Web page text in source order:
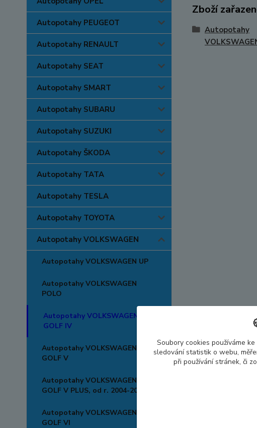
Autopotahy PEUGEOT
Autopotahy RENAULT
Autopotahy SEAT
Autopotahy SMART
Autopotahy SUBARU
Autopotahy SUZUKI
Autopotahy ŠKODA
Autopotahy TATA
Autopotahy TESLA
Autopotahy TOYOTA
Autopotahy VOLKSWAGEN
Autopotahy VOLKSWAGEN UP
Autopotahy VOLKSWAGEN
POLO
Autopotahy VOLKSWAGEN
GOLF IV
Autopotahy VOLKSWAGEN
GOLF V
Autopotahy VOLKSWAGEN
GOLF V PLUS, od r. 2004-2008
Autopotahy VOLKSWAGEN
GOLF VI
Zboží
Autopotahy
Soubory cookies používáme
sledování statistik o webu,
při používání stránek, či